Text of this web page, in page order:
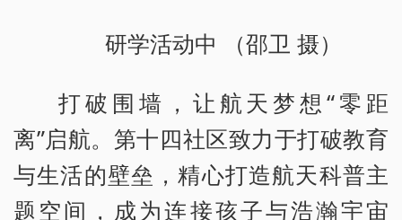
研学活动中 （邵卫 摄）
打破围墙，让航天梦想“零距
离”启航。第十四社区致力于打破教育
与生活的壁垒，精心打造航天科普主
题空间，成为连接孩子与浩瀚宇宙